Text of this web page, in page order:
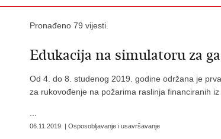
Pronađeno 79 vijesti.
Edukacija na simulatoru za
Od 4. do 8. studenog 2019. godine održana je
za rukovođenje na požarima raslinja financiranih iz
06.11.2019. | Osposobljavanje i usavršavanje